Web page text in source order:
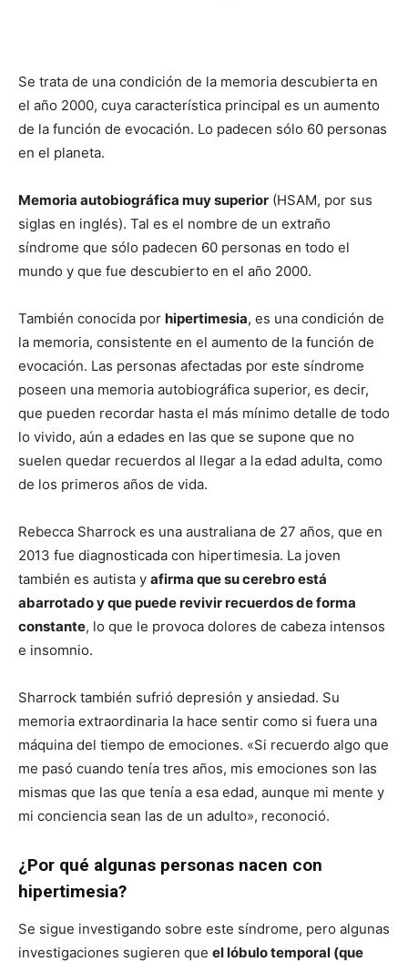
Se trata de una condición de la memoria descubierta en
el año 2000, cuya característica principal es un aumento
de la función de evocación. Lo padecen sólo 60 personas
en el planeta.
Memoria autobiográfica muy superior (HSAM, por sus
siglas en inglés). Tal es el nombre de un extraño
síndrome que sólo padecen 60 personas en todo el
mundo y que fue descubierto en el año 2000.
También conocida por hipertimesia, es una condición de
la memoria, consistente en el aumento de la función de
evocación.​ Las personas afectadas por este síndrome
poseen una memoria autobiográfica superior, es decir,
que pueden recordar hasta el más mínimo detalle de todo
lo vivido, aún a edades en las que se supone que no
suelen quedar recuerdos al llegar a la edad adulta, como
de los primeros años de vida.
Rebecca Sharrock es una australiana de 27 años, que en
2013 fue diagnosticada con hipertimesia. La joven
también es autista y afirma que su cerebro está
abarrotado y que puede revivir recuerdos de forma
constante, lo que le provoca dolores de cabeza intensos
e insomnio.
Sharrock también sufrió depresión y ansiedad. Su
memoria extraordinaria la hace sentir como si fuera una
máquina del tiempo de emociones. «Si recuerdo algo que
me pasó cuando tenía tres años, mis emociones son las
mismas que las que tenía a esa edad, aunque mi mente y
mi conciencia sean las de un adulto», reconoció.
¿Por qué algunas personas nacen con
hipertimesia?
Se sigue investigando sobre este síndrome, pero algunas
investigaciones sugieren que el lóbulo temporal (que